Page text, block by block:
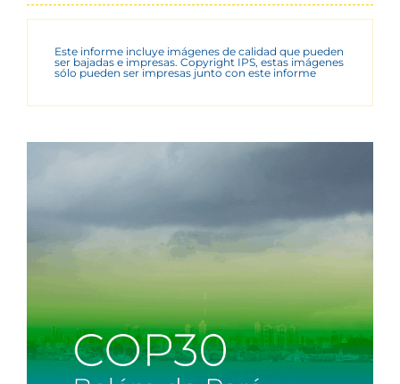
Este informe incluye imágenes de calidad que pueden
ser bajadas e impresas. Copyright IPS, estas imágenes
sólo pueden ser impresas junto con este informe